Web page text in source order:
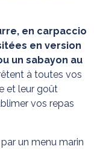
en carpaccio
en version
un sabayon au
à toutes vos
et leur goût
vos repas
un menu marin